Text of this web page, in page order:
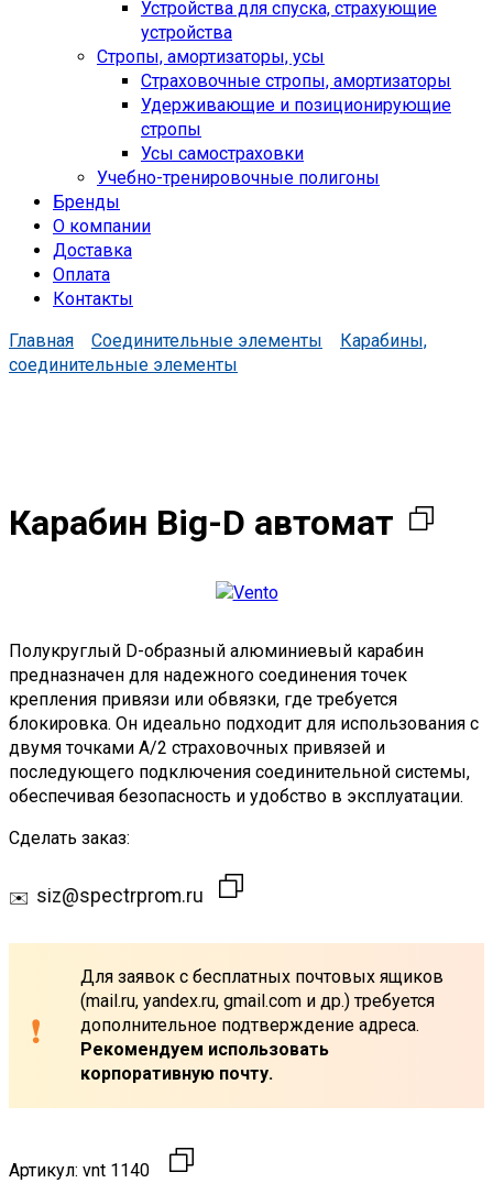
Устройства для спуска, cтрахующие
устройства
Стропы, амортизаторы, усы
Страховочные стропы, амортизаторы
Удерживающие и позиционирующие
стропы
Усы самостраховки
Учебно-тренировочные полигоны
Бренды
О компании
Доставка
Оплата
Контакты
Главная
Соединительные элементы
Карабины,
соединительные элементы
Карабин Big-D автомат
Полукруглый D-образный алюминиевый карабин
предназначен для надежного соединения точек
крепления привязи или обвязки, где требуется
блокировка. Он идеально подходит для использования с
двумя точками А/2 страховочных привязей и
последующего подключения соединительной системы,
обеспечивая безопасность и удобство в эксплуатации.
Сделать заказ:
siz@spectrprom.ru
Для заявок с бесплатных почтовых ящиков
(mail.ru, yandex.ru, gmail.com и др.) требуется
дополнительное подтверждение адреса.
Рекомендуем использовать
корпоративную почту.
Артикул: vnt 1140